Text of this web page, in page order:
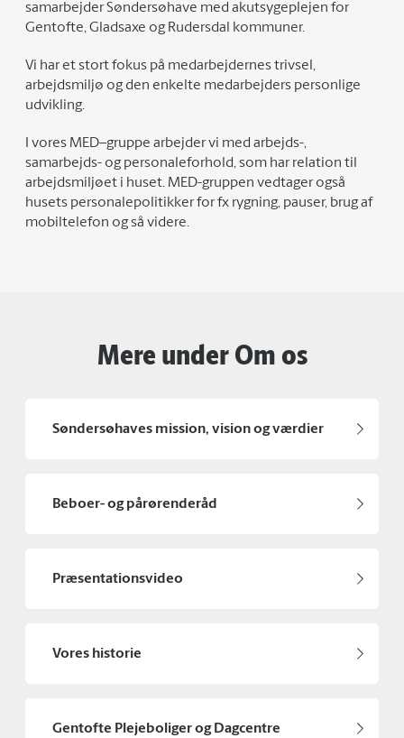
samarbejder Søndersøhave med akutsygeplejen for
Gentofte, Gladsaxe og Rudersdal kommuner.
Vi har et stort fokus på medarbejdernes trivsel,
arbejdsmiljø og den enkelte medarbejders personlige
udvikling.
I vores MED–gruppe arbejder vi med arbejds-,
samarbejds- og personaleforhold, som har relation til
arbejdsmiljøet i huset. MED-gruppen vedtager også
husets personalepolitikker for fx rygning, pauser, brug af
mobiltelefon og så videre.
Mere under Om os
Søndersøhaves mission, vision og værdier
Beboer- og pårørenderåd
Præsentationsvideo
Vores historie
Gentofte Plejeboliger og Dagcentre